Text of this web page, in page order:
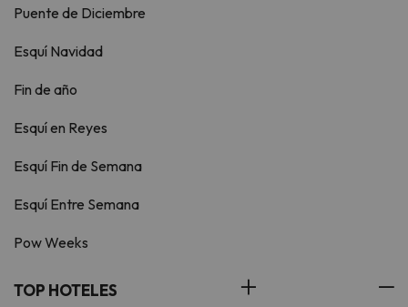
Puente de Diciembre
Esquí Navidad
Fin de año
Esquí en Reyes
Esquí Fin de Semana
Esquí Entre Semana
Pow Weeks
TOP HOTELES